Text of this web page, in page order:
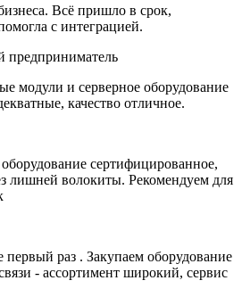
Всё пришло в срок,
с интеграцией.
предприниматель
модули и серверное оборудование
качество отличное.
сертифицированное,
лишней волокиты. Рекомендуем для
первый раз . Закупаем оборудование
- ассортимент широкий, сервис